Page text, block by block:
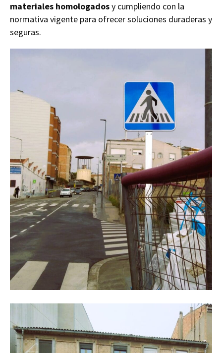
materiales homologadosy cumpliendo con la
normativa vigente para ofrecer soluciones duraderas y
seguras.